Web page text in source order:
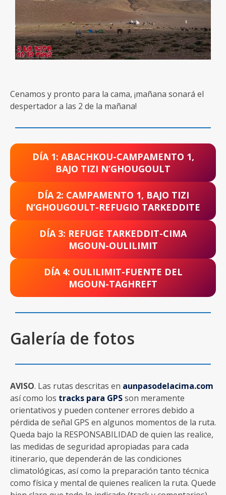
Cenamos y pronto para la cama, ¡mañana sonará el
despertador a las 2 de la mañana!
DÍA 1: ABACHKOU-CAMPAMENTO 1,
BAJO TIZI N’GHOUGOULT
DÍA 2: CAMPAMENTO 1, BAJO TIZI
N’GHOUGOULT-REFUGIO TARKEDDITE
DÍA 3: REFUGE TARKEDDIT-CIMA
MGOUN-OULILIMIT
DÍA 4: OULILIMIT-FUENTE DEL
MGOUN-TAGHREFT
Galería de fotos
AVISO. Las rutas descritas en aunpasodelacima.com
así como los tracks para GPSson meramente
orientativos y pueden contener errores debido a
pérdida de señal GPS en algunos momentos de la ruta.
Queda bajo la RESPONSABILIDAD de quien las realice,
las medidas de seguridad apropiadas para cada
itinerario, que dependerán de las condiciones
climatológicas, así como la preparación tanto técnica
como física y mental de quienes realicen la ruta. Quede